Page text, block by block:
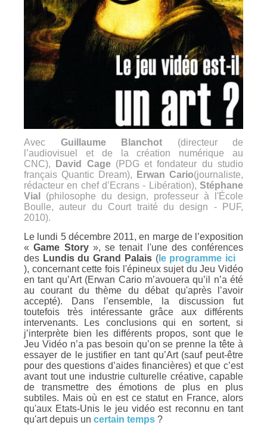
Avec Guillaume Blanchot (directeur de
l’audiovisuel et de la création numérique au
CNC),
David Cage(PDG et fondateur du studio
français Quantic Dream),
Erwan Cario(journaliste,
rédacteur en chef d’Ecrans - Libération), Stéphane
Vial
(philosophe du design, professeur à l'École
Boulle, auteur du Court traité du design - PUF,
2010).
Le lundi 5 décembre 2011, en marge de l’exposition
«Game Story», se tenait l'une des conférences
des Lundis du Grand Palais(le programme ici
), concernant cette fois l'épineux sujet du Jeu Vidéo
en tant qu’Art (Erwan Cario m’avouera qu’il n’a été
au courant du thème du débat qu'après l’avoir
accepté). Dans l’ensemble, la discussion fut
toutefois très intéressante grâce aux différents
intervenants. Les conclusions qui en sortent, si
j’interprète bien les différents propos, sont que le
Jeu Vidéo n’a pas besoin qu’on se prenne la tête à
essayer de le justifier en tant qu’Art (sauf peut-être
pour des questions d’aides financières) et que c’est
avant tout une industrie culturelle créative, capable
de transmettre des émotions de plus en plus
subtiles. Mais où en est ce statut en France, alors
qu'aux Etats-Unis le jeu vidéo est reconnu en tant
qu'art depuis un certain temps ?